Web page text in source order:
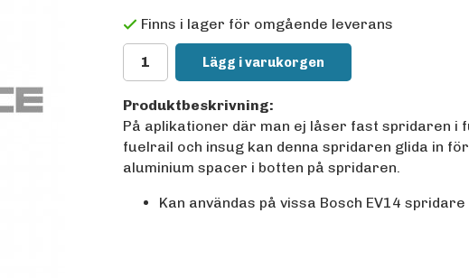
Finns i lager för omgående leverans
Lägg i varukorgen
Produktbeskrivning:
På aplikationer där man ej låser fast spridaren i
fuelrail och insug kan denna spridaren glida in
aluminium spacer i botten på spridaren.
Kan användas på vissa Bosch EV14 spridare